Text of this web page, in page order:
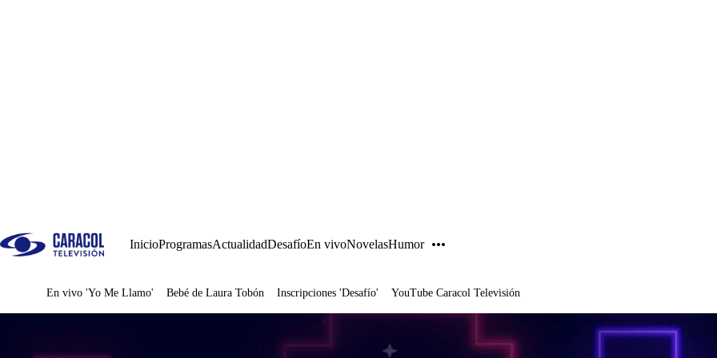
InicioProgramasActualidadDesafíoEn vivoNovelasHumor
Juegos
En vivo 'Yo Me Llamo' Bebé de Laura Tobón Inscripciones 'Desafío' YouTube Caracol Televisión